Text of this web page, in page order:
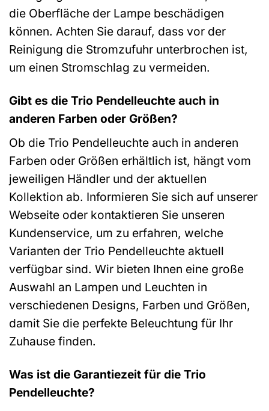
die Oberfläche der Lampe beschädigen
können. Achten Sie darauf, dass vor der
Reinigung die Stromzufuhr unterbrochen ist,
um einen Stromschlag zu vermeiden.
Gibt es die Trio Pendelleuchte auch in
anderen Farben oder Größen?
Ob die Trio Pendelleuchte auch in anderen
Farben oder Größen erhältlich ist, hängt vom
jeweiligen Händler und der aktuellen
Kollektion ab. Informieren Sie sich auf unserer
Webseite oder kontaktieren Sie unseren
Kundenservice, um zu erfahren, welche
Varianten der Trio Pendelleuchte aktuell
verfügbar sind. Wir bieten Ihnen eine große
Auswahl an Lampen und Leuchten in
verschiedenen Designs, Farben und Größen,
damit Sie die perfekte Beleuchtung für Ihr
Zuhause finden.
Was ist die Garantiezeit für die Trio
Pendelleuchte?